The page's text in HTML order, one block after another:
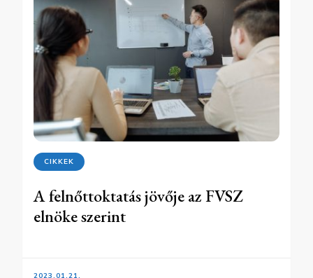
CIKKEK
A felnőttoktatás jövője az FVSZ
elnöke szerint
2023.01.21.